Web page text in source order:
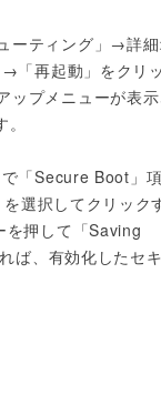
ーティング」→詳
「再起動」をクリ
ップメニューが表
「Secure Boot」
選択してクリック
を押して「Saving
ば、有効化したセ